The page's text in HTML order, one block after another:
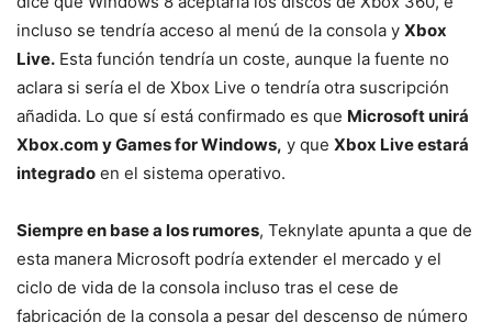
incluso se tendría acceso al menú de la consola y Xbox
Live. Esta función tendría un coste, aunque la fuente no
aclara si sería el de Xbox Live o tendría otra suscripción
añadida. Lo que sí está confirmado es que Microsoft unirá
Xbox.com y Games for Windows, y que Xbox Live estará
integrado en el sistema operativo.
Siempre en base a los rumores, Teknylate apunta a que de
esta manera Microsoft podría extender el mercado y el
ciclo de vida de la consola incluso tras el cese de
fabricación de la consola a pesar del descenso de número